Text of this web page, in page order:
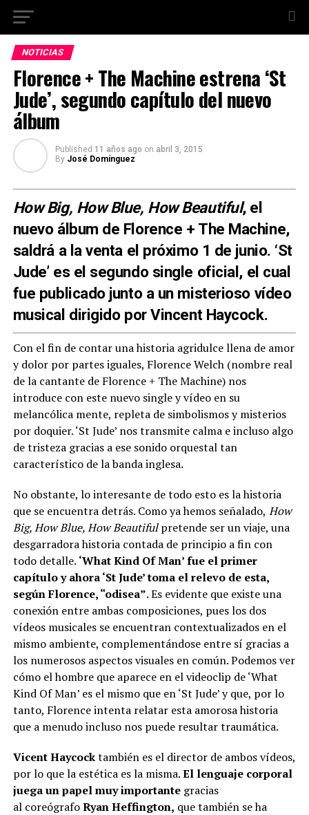
NOTICIAS
Florence + The Machine estrena ‘St
Jude’, segundo capítulo del nuevo
álbum
Published 11 años ago on abril 3, 2015
By José Domínguez
How Big, How Blue, How Beautiful, el
nuevo álbum de Florence + The Machine,
saldrá a la venta el próximo 1 de junio. ‘St
Jude’ es el segundo single oficial, el cual
fue publicado junto a un misterioso vídeo
musical dirigido por Vincent Haycock.
Con el fin de contar una historia agridulce llena de amor
y dolor por partes iguales, Florence Welch (nombre real
de la cantante de Florence + The Machine) nos
introduce con este nuevo single y vídeo en su
melancólica mente, repleta de simbolismos y misterios
por doquier. ‘St Jude’ nos transmite calma e incluso algo
de tristeza gracias a ese sonido orquestal tan
característico de la banda inglesa.
No obstante, lo interesante de todo esto es la historia
que se encuentra detrás. Como ya hemos señalado, How
Big, How Blue, How Beautifulpretende ser un viaje, una
desgarradora historia contada de principio a fin con
todo detalle. ‘What Kind Of Man’ fue el primer
capítulo y ahora ‘St Jude’ toma el relevo de esta,
según Florence, “odisea”. Es evidente que existe una
conexión entre ambas composiciones, pues los dos
vídeos musicales se encuentran contextualizados en el
mismo ambiente, complementándose entre sí gracias a
los numerosos aspectos visuales en común. Podemos ver
cómo el hombre que aparece en el videoclip de ‘What
Kind Of Man’ es el mismo que en ‘St Jude’ y que, por lo
tanto, Florence intenta relatar esta amorosa historia
que a menudo incluso nos puede resultar traumática.
Vicent Haycocktambién es el director de ambos vídeos,
por lo que la estética es la misma.El lenguaje corporal
juega un papel muy importantegracias
al coreógrafoRyan Heffington, que también se ha